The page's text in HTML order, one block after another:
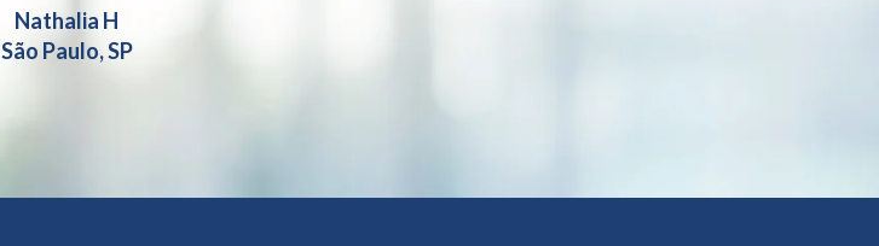
Nathalia H
São Paulo, SP